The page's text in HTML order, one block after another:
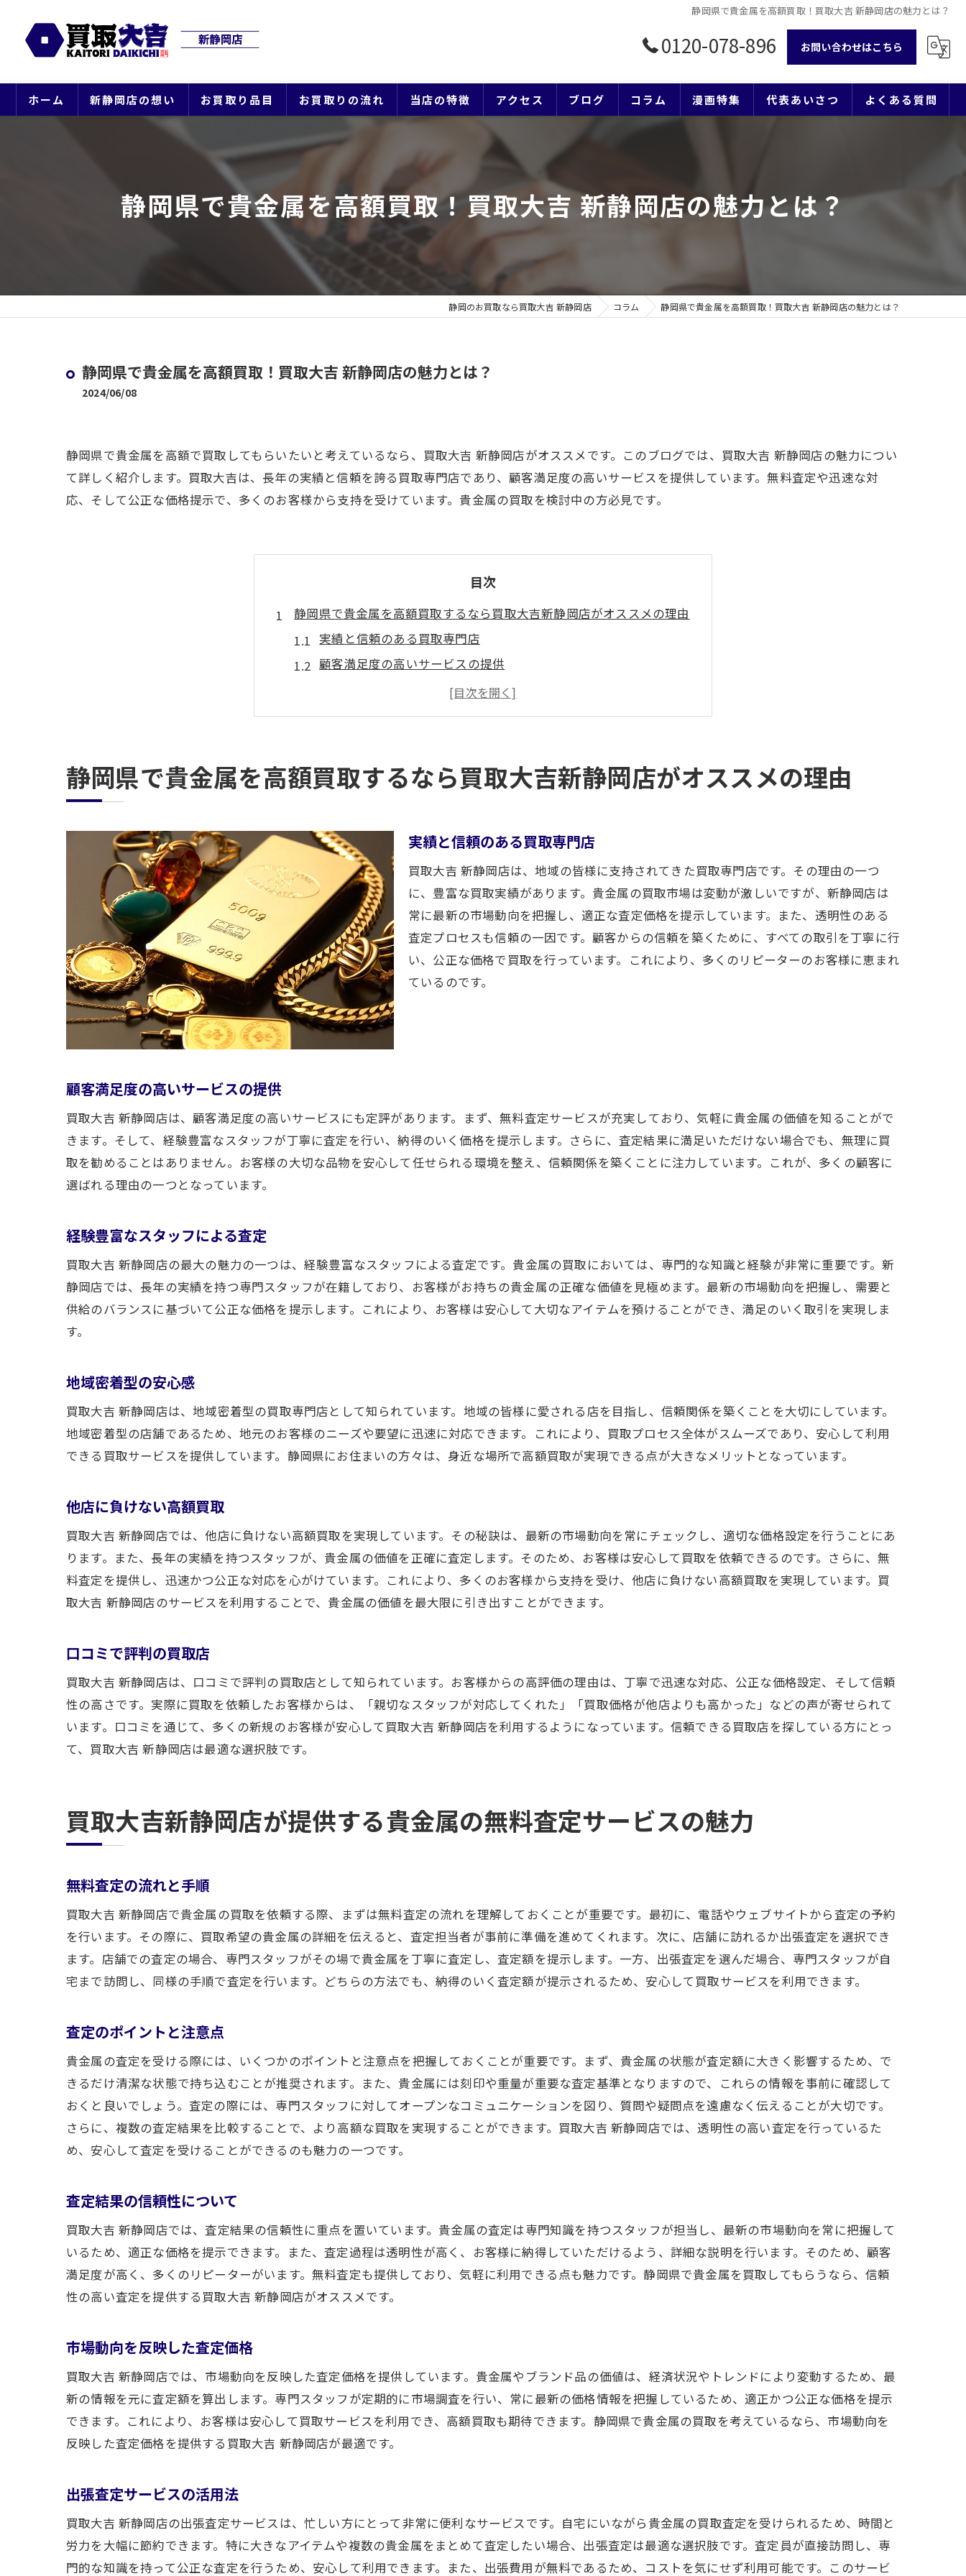
静岡県で貴金属を高額買取！買取大吉 新静岡店の魅力とは？
0120-078-896 お問い合わせはこちら
ホーム 新静岡店の想い お買取り品目 お買取りの流れ 当店の特徴
ブランド
ジュエリー
時計
アクセス ブログ コラム 漫画特集 代表あいさつ よくある質問
静岡県で貴金属を高額買取！買取大吉 新静岡店の魅力とは？
静岡のお買取なら買取大吉 新静岡店 コラム 静岡県で貴金属を高額買取！買取大吉 新静岡店の魅力とは？
静岡県で貴金属を高額買取！買取大吉 新静岡店の魅力とは？
2024/06/08
静岡県で貴金属を高額で買取してもらいたいと考えているなら、買取大吉 新静岡店がオススメです。このブログでは、買取大吉 新静岡店の魅力につい
て詳しく紹介します。買取大吉は、長年の実績と信頼を誇る買取専門店であり、顧客満足度の高いサービスを提供しています。無料査定や迅速な対
応、そして公正な価格提示で、多くのお客様から支持を受けています。貴金属の買取を検討中の方必見です。
目次
静岡県で貴金属を高額買取するなら買取大吉新静岡店がオススメの理由
実績と信頼のある買取専門店
顧客満足度の高いサービスの提供
経験豊富なスタッフによる査定
地域密着型の安心感
口コミで評判の買取店
買取大吉新静岡店が提供する貴金属の無料査定サービスの魅力
査定のポイントと注意点
査定結果の信頼性について
市場動向を反映した査定価格
出張査定サービスの活用法
査定にかかる時間と費用
迅速な対応で貴金属を高額買取する買取大吉新静岡店の秘密
スピーディーな出張買取サービス
予約から査定までの流れ
効率的な取引プロセス
買取大吉新静岡店が選ばれる理由とは？貴金属買取のポイント
丁寧な接客とサービス
お客様第一の対応
便利な店舗アクセス
買取大吉新静岡店で貴金属を高額買取するためのコツ
出張買取を有効活用
複数のアイテムをまとめて買取
地域密着型サービスの魅力
他店との比較ポイント
買取大吉新静岡店の強み
静岡県で貴金属を高額買取するなら買取大吉新静岡店がオススメの理由
実績と信頼のある買取専門店
買取大吉 新静岡店は、地域の皆様に支持されてきた買取専門店です。その理由の一つ
に、豊富な買取実績があります。貴金属の買取市場は変動が激しいですが、新静岡店は
常に最新の市場動向を把握し、適正な査定価格を提示しています。また、透明性のある
査定プロセスも信頼の一因です。顧客からの信頼を築くために、すべての取引を丁寧に行
い、公正な価格で買取を行っています。これにより、多くのリピーターのお客様に恵まれ
ているのです。
顧客満足度の高いサービスの提供
買取大吉 新静岡店は、顧客満足度の高いサービスにも定評があります。まず、無料査定サービスが充実しており、気軽に貴金属の価値を知ることがで
きます。そして、経験豊富なスタッフが丁寧に査定を行い、納得のいく価格を提示します。さらに、査定結果に満足いただけない場合でも、無理に買
取を勧めることはありません。お客様の大切な品物を安心して任せられる環境を整え、信頼関係を築くことに注力しています。これが、多くの顧客に
選ばれる理由の一つとなっています。
経験豊富なスタッフによる査定
買取大吉 新静岡店の最大の魅力の一つは、経験豊富なスタッフによる査定です。貴金属の買取においては、専門的な知識と経験が非常に重要です。新
静岡店では、長年の実績を持つ専門スタッフが在籍しており、お客様がお持ちの貴金属の正確な価値を見極めます。最新の市場動向を把握し、需要と
供給のバランスに基づいて公正な価格を提示します。これにより、お客様は安心して大切なアイテムを預けることができ、満足のいく取引を実現しま
す。
地域密着型の安心感
買取大吉 新静岡店は、地域密着型の買取専門店として知られています。地域の皆様に愛される店を目指し、信頼関係を築くことを大切にしています。
地域密着型の店舗であるため、地元のお客様のニーズや要望に迅速に対応できます。これにより、買取プロセス全体がスムーズであり、安心して利用
できる買取サービスを提供しています。静岡県にお住まいの方々は、身近な場所で高額買取が実現できる点が大きなメリットとなっています。
他店に負けない高額買取
買取大吉 新静岡店では、他店に負けない高額買取を実現しています。その秘訣は、最新の市場動向を常にチェックし、適切な価格設定を行うことにあ
ります。また、長年の実績を持つスタッフが、貴金属の価値を正確に査定します。そのため、お客様は安心して買取を依頼できるのです。さらに、無
料査定を提供し、迅速かつ公正な対応を心がけています。これにより、多くのお客様から支持を受け、他店に負けない高額買取を実現しています。買
取大吉 新静岡店のサービスを利用することで、貴金属の価値を最大限に引き出すことができます。
口コミで評判の買取店
買取大吉 新静岡店は、口コミで評判の買取店として知られています。お客様からの高評価の理由は、丁寧で迅速な対応、公正な価格設定、そして信頼
性の高さです。実際に買取を依頼したお客様からは、「親切なスタッフが対応してくれた」「買取価格が他店よりも高かった」などの声が寄せられて
います。口コミを通じて、多くの新規のお客様が安心して買取大吉 新静岡店を利用するようになっています。信頼できる買取店を探している方にとっ
て、買取大吉 新静岡店は最適な選択肢です。
買取大吉新静岡店が提供する貴金属の無料査定サービスの魅力
無料査定の流れと手順
買取大吉 新静岡店で貴金属の買取を依頼する際、まずは無料査定の流れを理解しておくことが重要です。最初に、電話やウェブサイトから査定の予約
を行います。その際に、買取希望の貴金属の詳細を伝えると、査定担当者が事前に準備を進めてくれます。次に、店舗に訪れるか出張査定を選択でき
ます。店舗での査定の場合、専門スタッフがその場で貴金属を丁寧に査定し、査定額を提示します。一方、出張査定を選んだ場合、専門スタッフが自
宅まで訪問し、同様の手順で査定を行います。どちらの方法でも、納得のいく査定額が提示されるため、安心して買取サービスを利用できます。
査定のポイントと注意点
貴金属の査定を受ける際には、いくつかのポイントと注意点を把握しておくことが重要です。まず、貴金属の状態が査定額に大きく影響するため、で
きるだけ清潔な状態で持ち込むことが推奨されます。また、貴金属には刻印や重量が重要な査定基準となりますので、これらの情報を事前に確認して
おくと良いでしょう。査定の際には、専門スタッフに対してオープンなコミュニケーションを図り、質問や疑問点を遠慮なく伝えることが大切です。
さらに、複数の査定結果を比較することで、より高額な買取を実現することができます。買取大吉 新静岡店では、透明性の高い査定を行っているた
め、安心して査定を受けることができるのも魅力の一つです。
査定結果の信頼性について
買取大吉 新静岡店では、査定結果の信頼性に重点を置いています。貴金属の査定は専門知識を持つスタッフが担当し、最新の市場動向を常に把握して
いるため、適正な価格を提示できます。また、査定過程は透明性が高く、お客様に納得していただけるよう、詳細な説明を行います。そのため、顧客
満足度が高く、多くのリピーターがいます。無料査定も提供しており、気軽に利用できる点も魅力です。静岡県で貴金属を買取してもらうなら、信頼
性の高い査定を提供する買取大吉 新静岡店がオススメです。
市場動向を反映した査定価格
買取大吉 新静岡店では、市場動向を反映した査定価格を提供しています。貴金属やブランド品の価値は、経済状況やトレンドにより変動するため、最
新の情報を元に査定額を算出します。専門スタッフが定期的に市場調査を行い、常に最新の価格情報を把握しているため、適正かつ公正な価格を提示
できます。これにより、お客様は安心して買取サービスを利用でき、高額買取も期待できます。静岡県で貴金属の買取を考えているなら、市場動向を
反映した査定価格を提供する買取大吉 新静岡店が最適です。
出張査定サービスの活用法
買取大吉 新静岡店の出張査定サービスは、忙しい方にとって非常に便利なサービスです。自宅にいながら貴金属の買取査定を受けられるため、時間と
労力を大幅に節約できます。特に大きなアイテムや複数の貴金属をまとめて査定したい場合、出張査定は最適な選択肢です。査定員が直接訪問し、専
門的な知識を持って公正な査定を行うため、安心して利用できます。また、出張費用が無料であるため、コストを気にせず利用可能です。このサービ